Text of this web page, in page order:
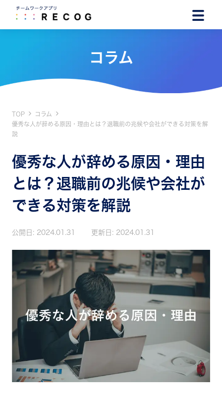
コラム
TOP
コラム
優秀な人が辞める原因・理由とは？退職前の兆候や会社ができる対策を解
説
優秀な人が辞める原因・理由
とは？退職前の兆候や会社が
できる対策を解説
公開日: 2024.01.31 更新日: 2024.01.31